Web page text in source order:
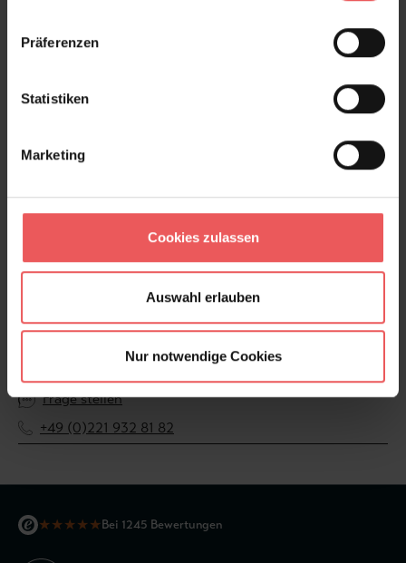
Präferenzen
Statistiken
Marketing
Cookies zulassen
Auswahl erlauben
Nur notwendige Cookies
Bewertungen
FAQ Teilen!
Sie haben Fragen zum Produkt?
Frage stellen
+49 (0)221 932 81 82
★★★★★Bei 1245 Bewertungen